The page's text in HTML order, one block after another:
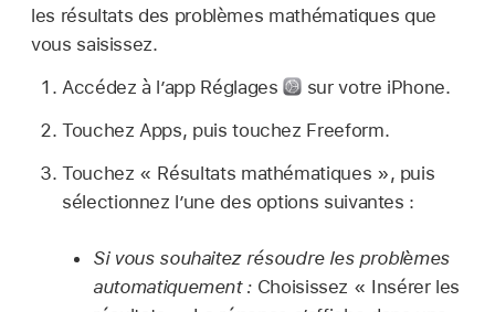
les résultats des problèmes mathématiques que
vous saisissez.
Accédez à l’app Réglages
sur votre iPhone.
Touchez Apps, puis touchez Freeform.
Touchez « Résultats mathématiques », puis
sélectionnez l’une des options suivantes :
Si vous souhaitez résoudre les problèmes
automatiquement : Choisissez « Insérer les